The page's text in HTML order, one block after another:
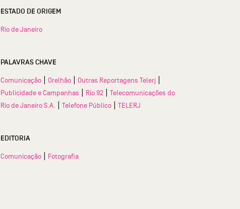
ESTADO DE ORIGEM
Rio de Janeiro
PALAVRAS CHAVE
Comunicação |Orelhão |Outras Reportagens Telerj
Publicidade e Campanhas Rio 92 |Telecomunicações do
Rio de Janeiro S.A.
|Telefone Público |TELERJ
EDITORIA
Comunicação Fotografia